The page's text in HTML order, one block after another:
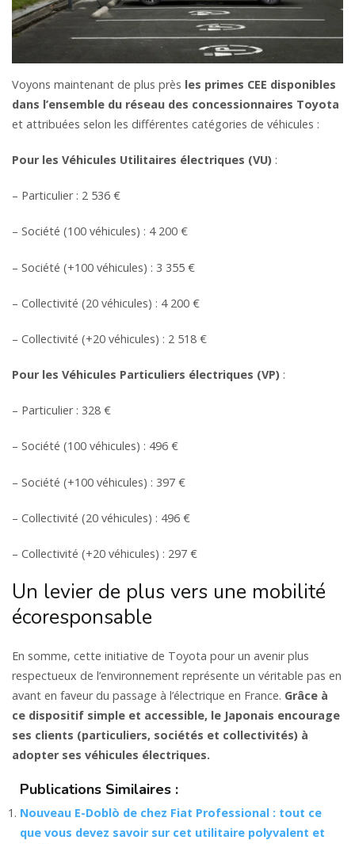
Voyons maintenant de plus près les primes CEE disponibles
dans l’ensemble du réseau des concessionnaires Toyota
et attribuées selon les différentes catégories de véhicules :
Pour les Véhicules Utilitaires électriques (VU) :
– Particulier : 2 536 €
– Société (100 véhicules) : 4 200 €
– Société (+100 véhicules) : 3 355 €
– Collectivité (20 véhicules) : 4 200 €
– Collectivité (+20 véhicules) : 2 518 €
Pour les Véhicules Particuliers électriques (VP) :
– Particulier : 328 €
– Société (100 véhicules) : 496 €
– Société (+100 véhicules) : 397 €
– Collectivité (20 véhicules) : 496 €
– Collectivité (+20 véhicules) : 297 €
Un levier de plus vers une mobilité
écoresponsable
En somme, cette initiative de Toyota pour un avenir plus
respectueux de l’environnement représente un véritable pas en
avant en faveur du passage à l’électrique en France. Grâce à
ce dispositif simple et accessible, le Japonais encourage
ses clients (particuliers, sociétés et collectivités) à
adopter ses véhicules électriques.
Publications Similaires :
Nouveau E-Doblò de chez Fiat Professional : tout ce
que vous devez savoir sur cet utilitaire polyvalent et